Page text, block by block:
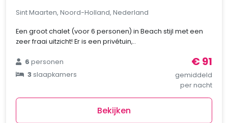
Sint Maarten, Noord-Holland, Nederland
Een groot chalet (voor 6 personen) in Beach stijl met een
zeer fraai uitzicht! Er is een privétuin,..
6personen
3slaapkamers
€ 91
gemiddeld
per nacht
Bekijken